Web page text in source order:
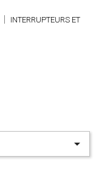
INTERRUPTEURS ET
